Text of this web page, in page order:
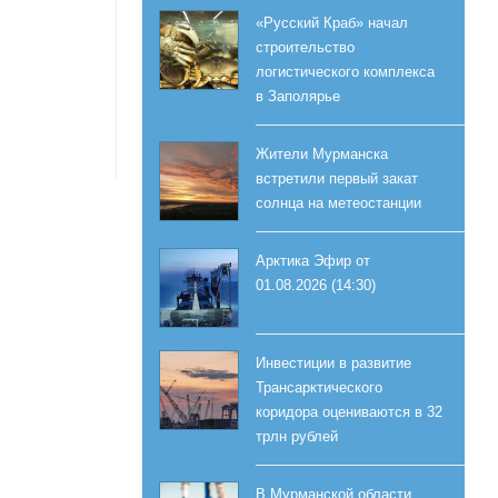
«Русский Краб» начал
строительство
логистического комплекса
в Заполярье
Жители Мурманска
встретили первый закат
солнца на метеостанции
Арктика Эфир от
01.08.2026 (14:30)
Инвестиции в развитие
Трансарктического
коридора оцениваются в 32
трлн рублей
В Мурманской области